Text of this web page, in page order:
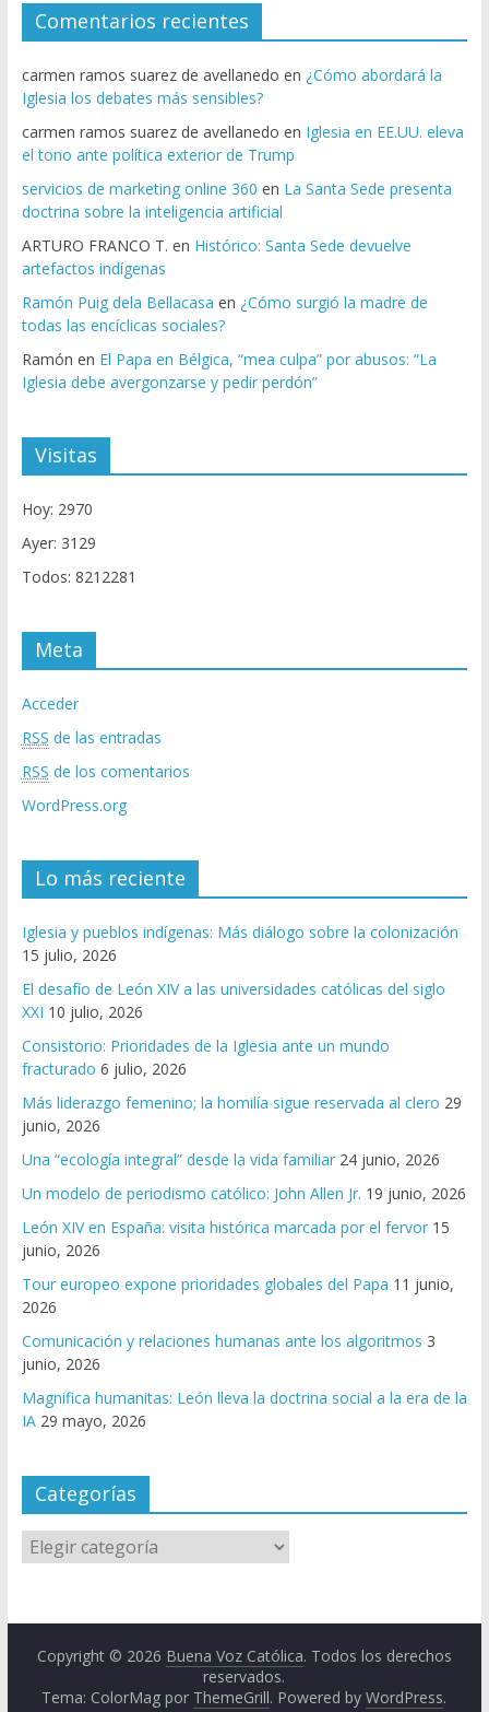
Comentarios recientes
carmen ramos suarez de avellanedo en ¿Cómo abordará la
Iglesia los debates más sensibles?
carmen ramos suarez de avellanedo en Iglesia en EE.UU. eleva
el tono ante política exterior de Trump
servicios de marketing online 360 en La Santa Sede presenta
doctrina sobre la inteligencia artificial
ARTURO FRANCO T. en Histórico: Santa Sede devuelve
artefactos indígenas
Ramón Puig dela Bellacasa en ¿Cómo surgió la madre de
todas las encíclicas sociales?
Ramón en El Papa en Bélgica, “mea culpa” por abusos: “La
Iglesia debe avergonzarse y pedir perdón”
Visitas
Hoy: 2970
Ayer: 3129
Todos: 8212281
Meta
Acceder
RSS de las entradas
RSS de los comentarios
WordPress.org
Lo más reciente
Iglesia y pueblos indígenas: Más diálogo sobre la colonización
15 julio, 2026
El desafío de León XIV a las universidades católicas del siglo
XXI 10 julio, 2026
Consistorio: Prioridades de la Iglesia ante un mundo
fracturado 6 julio, 2026
Más liderazgo femenino; la homilía sigue reservada al clero 29
junio, 2026
Una “ecología integral” desde la vida familiar 24 junio, 2026
Un modelo de periodismo católico: John Allen Jr. 19 junio, 2026
León XIV en España: visita histórica marcada por el fervor 15
junio, 2026
Tour europeo expone prioridades globales del Papa 11 junio,
2026
Comunicación y relaciones humanas ante los algoritmos 3
junio, 2026
Magnifica humanitas: León lleva la doctrina social a la era de la
IA 29 mayo, 2026
Categorías
Copyright © 2026 Buena Voz Católica. Todos los derechos
reservados.
Tema: ColorMag por ThemeGrill. Powered byWordPress.